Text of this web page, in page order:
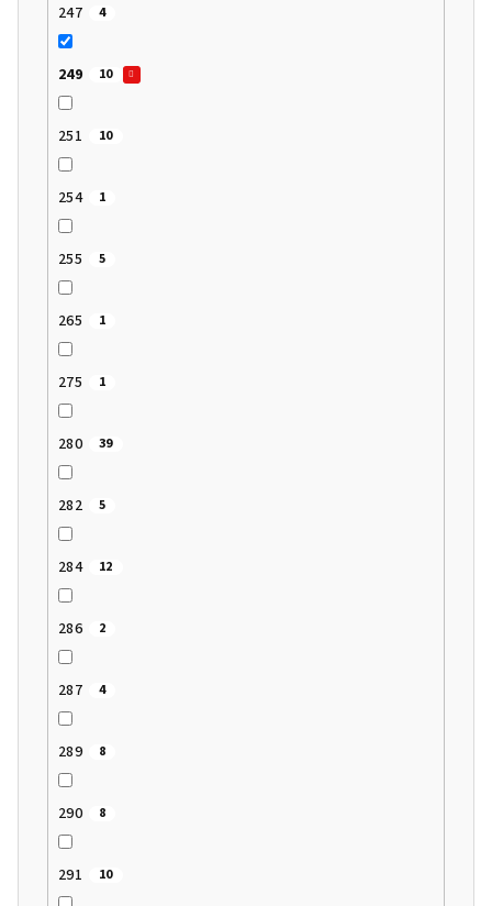
247 4
249 10
251 10
254 1
255 5
265 1
275 1
280 39
282 5
284 12
286 2
287 4
289 8
290 8
291 10